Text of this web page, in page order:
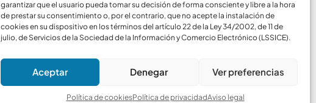
garantizar que el usuario pueda tomar su decisión de forma consciente y libre a la hora
de prestar su consentimiento o, por el contrario, que no acepte la instalación de
cookies en su dispositivo en los términos del artículo 22 de la Ley 34/2002, de 11 de
julio, de Servicios de la Sociedad de la Información y Comercio Electrónico (LSSICE).
Aceptar Denegar Ver preferencias
Política de cookiesPolítica de privacidadAviso legal
Blog